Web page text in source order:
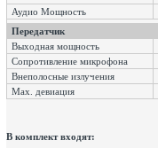
Аудио Мощность
Передатчик
Выходная мощность
Сопротивление микрофона
Внеполосные излучения
Max. девиация
В комплект входят: